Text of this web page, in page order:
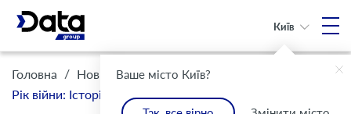
Ваше місто Київ?
Київ
Головна / Новини /
Рік війни: Історії незламності наших партнерів